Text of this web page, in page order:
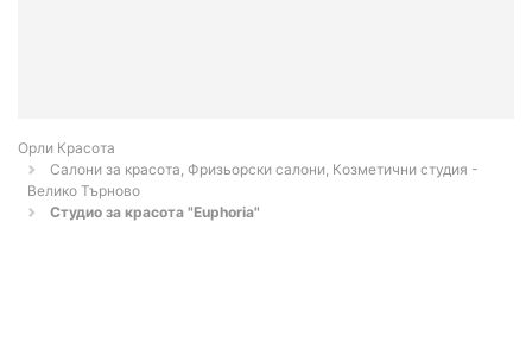
Орли Красота
Салони за красота, Фризьорски салони, Козметични студия -
Велико Търново
Студио за красота "Euphoria"